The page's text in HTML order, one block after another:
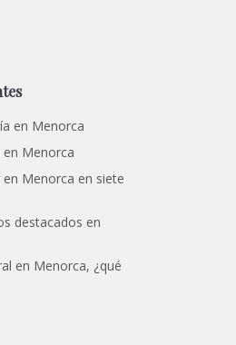
en Menorca
Menorca
en Menorca en siete
destacados en
en Menorca, ¿qué